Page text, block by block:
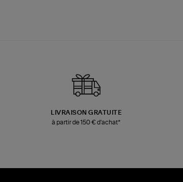
LIVRAISON GRATUITE
à partir de 150 € d'achat*